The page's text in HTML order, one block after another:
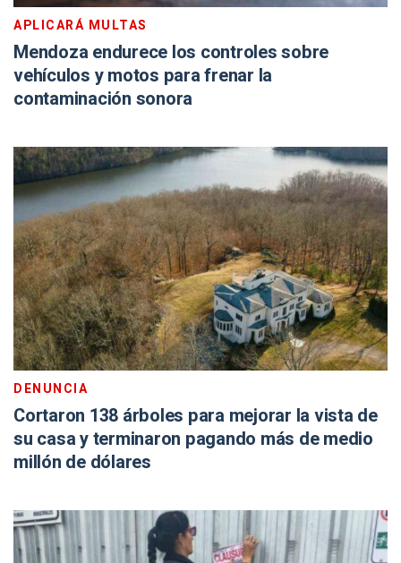
APLICARÁ MULTAS
Mendoza endurece los controles sobre
vehículos y motos para frenar la
contaminación sonora
DENUNCIA
Cortaron 138 árboles para mejorar la vista de
su casa y terminaron pagando más de medio
millón de dólares